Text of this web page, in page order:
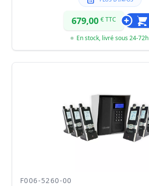
679,00 € TTC
En stock, livré sous 24-72h
F006-5260-00